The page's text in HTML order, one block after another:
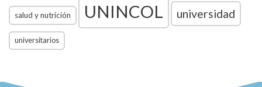
salud y nutrición UNINCOL universidad
universitarios